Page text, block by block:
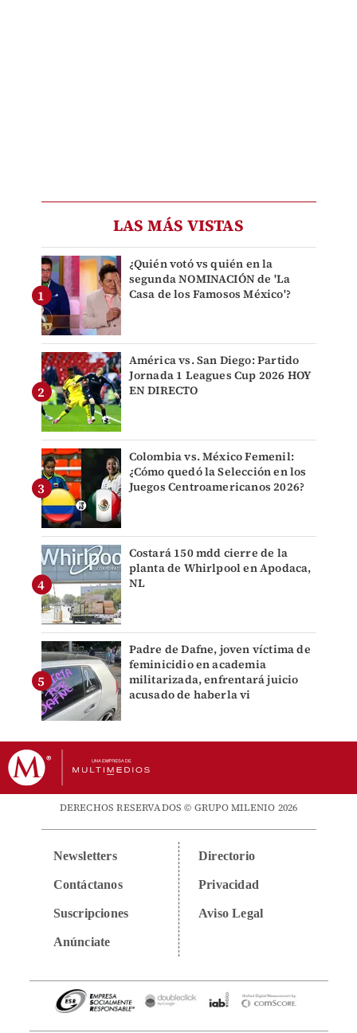
LAS MÁS VISTAS
¿Quién votó vs quién en la
segunda NOMINACIÓN de 'La
Casa de los Famosos México'?
América vs. San Diego: Partido
Jornada 1 Leagues Cup 2026 HOY
EN DIRECTO
Colombia vs. México Femenil:
¿Cómo quedó la Selección en los
Juegos Centroamericanos 2026?
Costará 150 mdd cierre de la
planta de Whirlpool en Apodaca,
NL
Padre de Dafne, joven víctima de
feminicidio en academia
militarizada, enfrentará juicio
acusado de haberla vi
DERECHOS RESERVADOS © GRUPO MILENIO 2026
Newsletters
Contáctanos
Suscripciones
Anúnciate
Directorio
Privacidad
Aviso Legal